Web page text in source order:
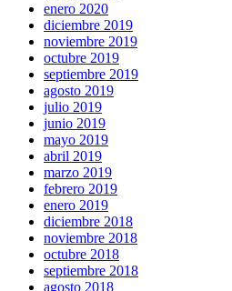
enero 2020
diciembre 2019
noviembre 2019
octubre 2019
septiembre 2019
agosto 2019
julio 2019
junio 2019
mayo 2019
abril 2019
marzo 2019
febrero 2019
enero 2019
diciembre 2018
noviembre 2018
octubre 2018
septiembre 2018
agosto 2018